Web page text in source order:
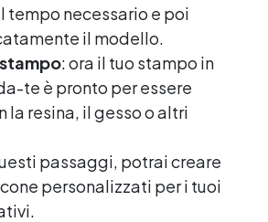
tempo necessario e poi
il modello.
: ora il tuo stampo in
te è pronto per essere
la resina, il gesso o altri
passaggi, potrai creare
personalizzati per i tuoi